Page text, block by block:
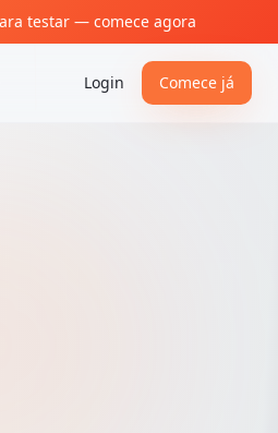
testar — comece agora
Login Comece já